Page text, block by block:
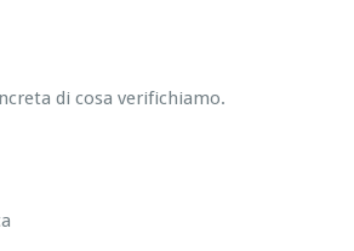
di cosa verifichiamo.